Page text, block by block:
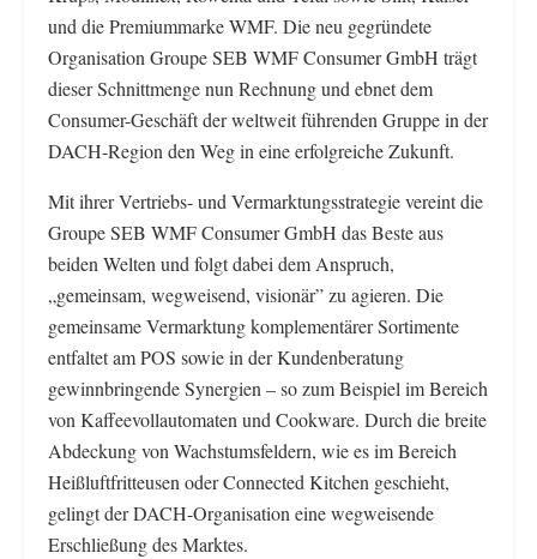
und die Premiummarke WMF. Die neu gegründete
Organisation Groupe SEB WMF Consumer GmbH trägt
dieser Schnittmenge nun Rechnung und ebnet dem
Consumer-Geschäft der weltweit führenden Gruppe in der
DACH-Region den Weg in eine erfolgreiche Zukunft.
Mit ihrer Vertriebs- und Vermarktungsstrategie vereint die
Groupe SEB WMF Consumer GmbH das Beste aus
beiden Welten und folgt dabei dem Anspruch,
„gemeinsam, wegweisend, visionär” zu agieren. Die
gemeinsame Vermarktung komplementärer Sortimente
entfaltet am POS sowie in der Kundenberatung
gewinnbringende Synergien – so zum Beispiel im Bereich
von Kaffeevollautomaten und Cookware. Durch die breite
Abdeckung von Wachstumsfeldern, wie es im Bereich
Heißluftfritteusen oder Connected Kitchen geschieht,
gelingt der DACH-Organisation eine wegweisende
Erschließung des Marktes.